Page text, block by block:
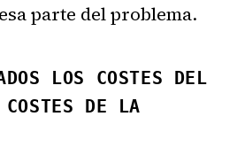
parte del problema.
LOS COSTES DEL
DE LA